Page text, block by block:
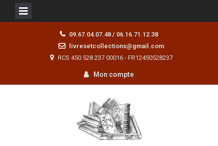
09.67.04.07.48 / 06.16.71.12.38
livresetcollections@gmail.com
RCS 450 528 237 00016 - FR12450528237
Mon compte